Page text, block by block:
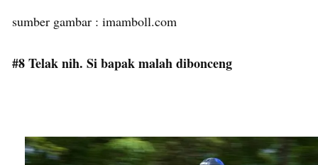
sumber gambar : imamboll.com
#8 Telak nih. Si bapak malah dibonceng